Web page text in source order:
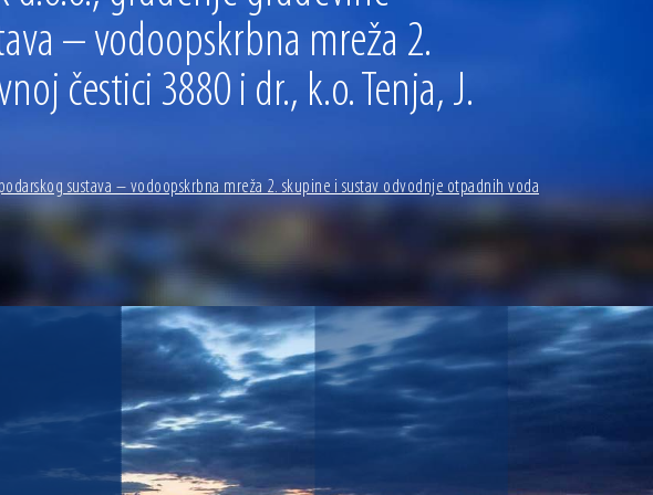
– vodoopskrbna mreža 2.
čestici 3880 i dr., k.o. Tenja, J.
sustava – vodoopskrbna mreža 2. skupine i sustav odvodnje otpadnih voda